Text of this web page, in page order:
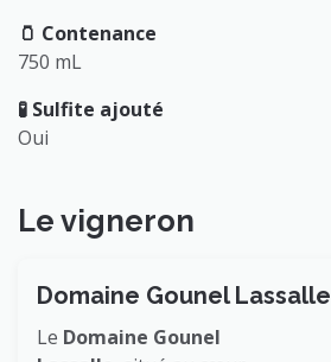
🫙 Contenance
750 mL
🧪 Sulfite ajouté
Oui
Le vigneron
Domaine Gounel Lassalle
Le Domaine Gounel